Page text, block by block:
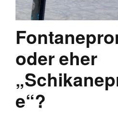
oder eher
e“?